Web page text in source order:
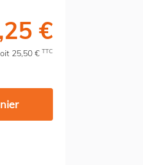
€
25,50 € TTC